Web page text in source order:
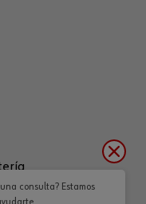
consulta? Estamos